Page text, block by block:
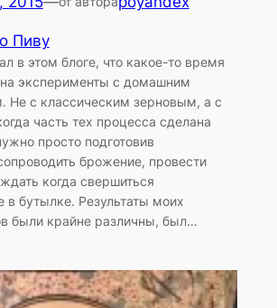
Пиву
в этом блоге, что какое-то время
эксперименты с домашним
Не с классическим зерновым, а с
часть тех процесса сделана
просто подготовив
брожение, провести
когда свершиться
в бутылке. Результаты моих
были крайне различны, был…